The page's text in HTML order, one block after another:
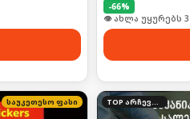
-66%
🛒 ბოლო 24სთ-ში
საუკეთესო ფასი TOP არჩევანი